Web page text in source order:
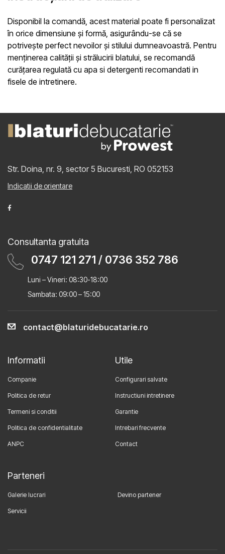
Disponibil la comandă, acest material poate fi personalizat
în orice dimensiune și formă, asigurându-se că se
potrivește perfect nevoilor și stilului dumneavoastră. Pentru
menținerea calității și strălucirii blatului, se recomandă
curățarea regulată cu apa si detergenti recomandati in
fisele de intretinere.
Str. Doina, nr. 9, sector 5 Bucuresti, RO 052153
Indicatii de orientare
Consultanta gratuita
0747 121 271 / 0736 352 786
Luni – Vineri: 08:30-18:00
Sambata: 09:00 – 15:00
contact@blaturidebucatarie.ro
Informatii
Companie
Politica de retur
Termeni si conditii
Politica de confidentialitate
ANPC
Utile
Configurari salvate
Instructiuni intretinere
Garantie
Intrebari frecvente
Contact
Parteneri
Galerie lucrari Devino partener
Servicii